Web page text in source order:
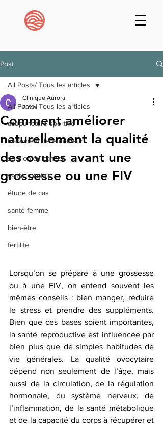
Post
All Posts/ Tous les articles
acupuncture sportive
traitement de la douleur
soutien au cancer
santé mentale
étude de cas
santé femme
bien-être
fertilité
All Posts/ Tous les articles
Comment améliorer
naturellement la qualité
des ovules avant une
grossesse ou une FIV
Clinique Aurora
6 mai
Lorsqu’on se prépare à une grossesse
ou à une FIV, on entend souvent les
mêmes conseils : bien manger, réduire
le stress et prendre des suppléments.
Bien que ces bases soient importantes,
la santé reproductive est influencée par
bien plus que de simples habitudes de
vie générales. La qualité ovocytaire
dépend non seulement de l’âge, mais
aussi de la circulation, de la régulation
hormonale, du système nerveux, de
l’inflammation, de la santé métabolique
et de la capacité du corps à récupérer et